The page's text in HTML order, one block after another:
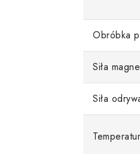
Obróbka
Siła
Siła